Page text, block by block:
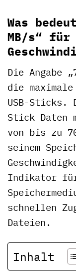
Was
MB/s“ für
Die Angabe
die
USB-Sticks.
Stick Daten
von bis zu
seinem
Indikator
schnellen
Dateien.
Inhalt